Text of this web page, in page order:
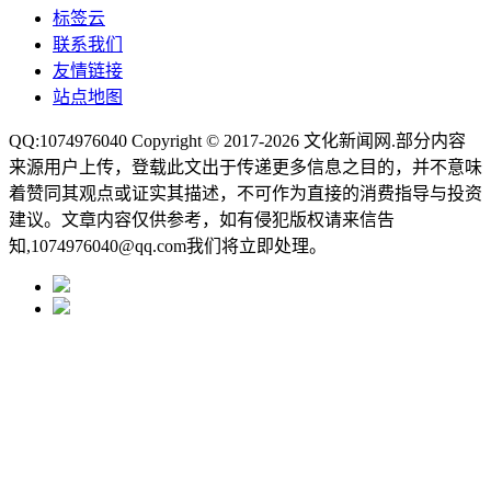
标签云
联系我们
友情链接
站点地图
QQ:1074976040 Copyright © 2017-2026 文化新闻网 .部分内容
来源用户上传，登载此文出于传递更多信息之目的，并不意味
着赞同其观点或证实其描述，不可作为直接的消费指导与投资
建议。文章内容仅供参考，如有侵犯版权请来信告
知,1074976040@qq.com我们将立即处理。